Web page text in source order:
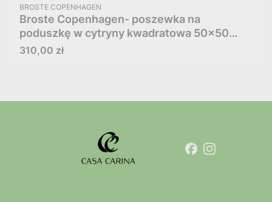
PRODUCENT
BROSTE COPENHAGEN
Broste Copenhagen- poszewka na
poduszkę w cytryny kwadratowa 50x50
Lemon
Cena
310,00 zł